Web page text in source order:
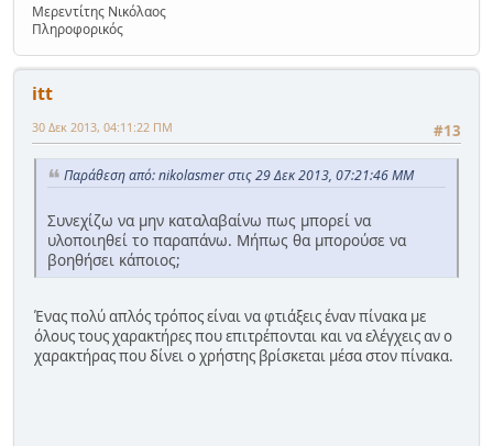
Μερεντίτης Νικόλαος
Πληροφορικός
itt
#13
30 Δεκ 2013, 04:11:22 ΠΜ
Παράθεση από: nikolasmer στις 29 Δεκ 2013, 07:21:46 ΜΜ
Συνεχίζω να μην καταλαβαίνω πως μπορεί να
υλοποιηθεί το παραπάνω. Μήπως θα μπορούσε να
βοηθήσει κάποιος;
Ένας πολύ απλός τρόπος είναι να φτιάξεις έναν πίνακα με
όλους τους χαρακτήρες που επιτρέπονται και να ελέγχεις αν ο
χαρακτήρας που δίνει ο χρήστης βρίσκεται μέσα στον πίνακα.